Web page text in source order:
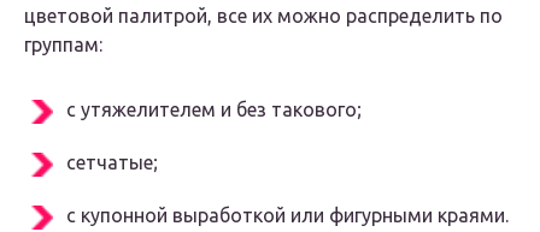
цветовой палитрой, все их можно распределить по
группам:
с утяжелителем и без такового;
сетчатые;
с купонной выработкой или фигурными краями.